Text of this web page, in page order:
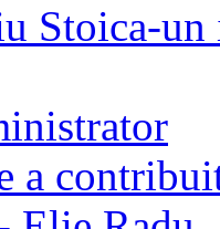
Stoica-
a